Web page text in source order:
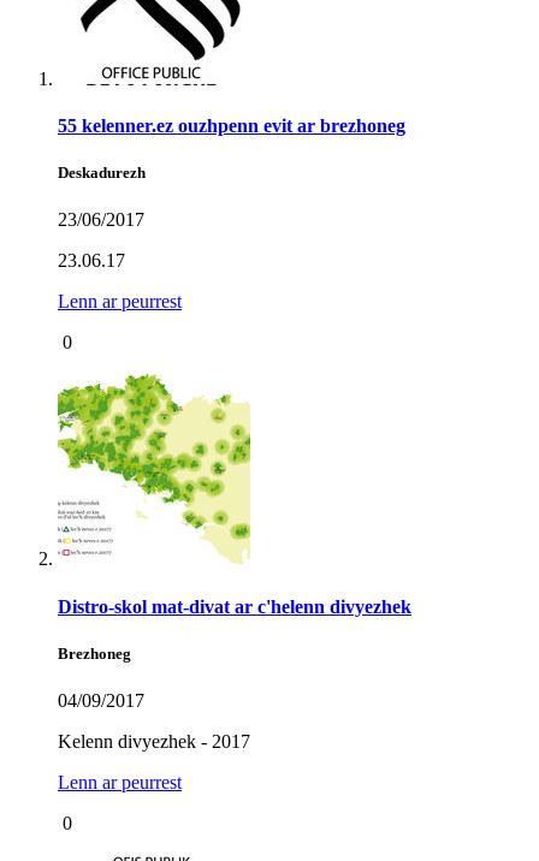
55 kelenner.ez ouzhpenn evit ar brezhoneg
Deskadurezh
23/06/2017
23.06.17
Lenn ar peurrest
0
Distro-skol mat-divat ar c'helenn divyezhek
Brezhoneg
04/09/2017
Kelenn divyezhek - 2017
Lenn ar peurrest
0